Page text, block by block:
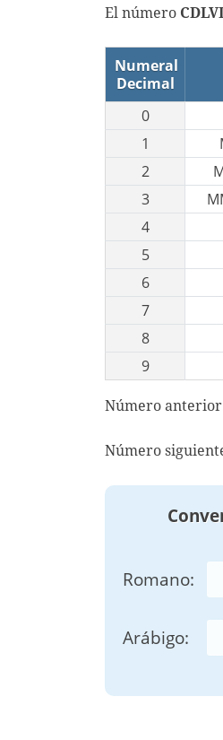
El número
Numeral
Decimal
0
1
2
3
4
5
6
7
8
9
Número
Número
Romano:
Arábigo: